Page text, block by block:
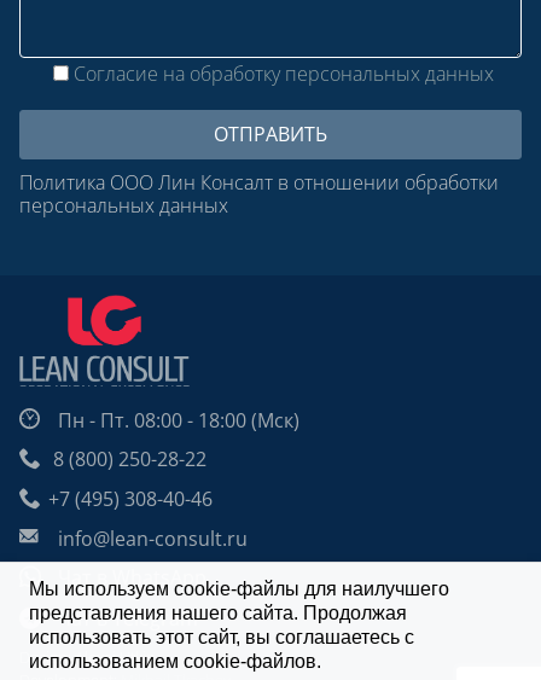
Согласие на обработку персональных данных
Политика ООО Лин Консалт в отношении обработки
персональных данных
Пн - Пт. 08:00 - 18:00 (Мск)
8 (800) 250-28-22
+7 (495) 308-40-46
info@lean-consult.ru
Чат в WhatsApp
Чат в Telegram
Design: Alexei Utkin
Мы используем cookie-файлы для наилучшего
представления нашего сайта. Продолжая
использовать этот сайт, вы соглашаетесь с
использованием cookie-файлов.